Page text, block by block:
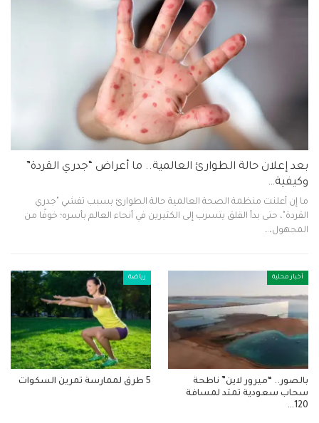
بعد إعلان حالة الطوارئ العالمية.. ما أعراض “جدري القردة”
وكيفية…
ما إن أعلنت منظمة الصحة العالمية حالة الطوارئ بسبب تفشي "جدري
القردة"، حتى بدأ القلق يتسرب إلى الكثيرين في أنحاء العالم بأسره؛ خوفًا من
المجهول،…
أخبار محلية
بالصور.. “ميرور لاين” ناطحة
سحاب سعودية تمتد لمسافة
120…
رياضة
5 طرق لممارسة تمرين السكوات